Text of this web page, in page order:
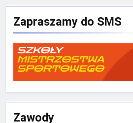
Zapraszamy do SMS
Zawody